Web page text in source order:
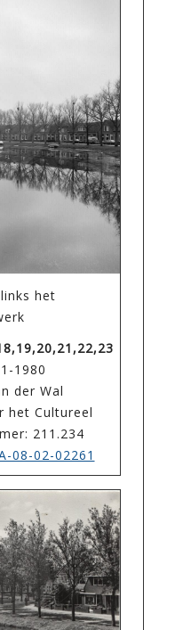
het
1980
der Wal
het Cultureel
211.234
08-02-02261